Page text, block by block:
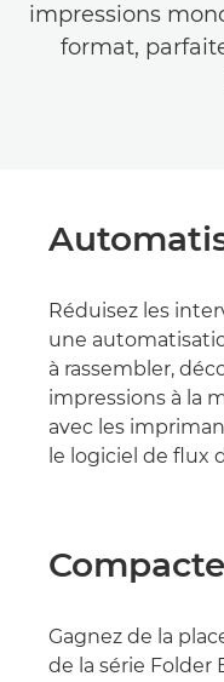
impressions
format,
Réduisez les
une
à rassembler,
impressions à la
avec les
le logiciel de flux
Gagnez de la
de la série Folder